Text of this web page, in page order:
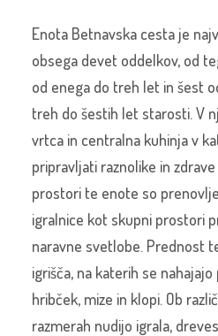
Enota Betnavska cesta je
obsega devet oddelkov, od
od enega do treh let in šest
treh do šestih let starosti. V
vrtca in centralna kuhinja v
pripravljati raznolike in
prostori te enote so
igralnice kot skupni prostori
naravne svetlobe. Prednost
igrišča, na katerih se
hribček, mize in klopi. Ob
razmerah nudijo igrala,